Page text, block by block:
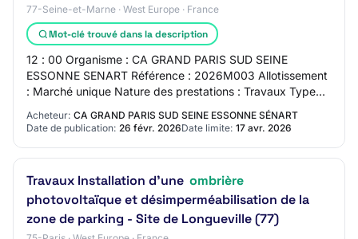
77-Seine-et-Marne · West Europe · France
Mot-clé trouvé dans la description
12 : 00 Organisme : CA GRAND PARIS SUD SEINE
ESSONNE SENART Référence : 2026M003 Allotissement
: Marché unique Nature des prestations : Travaux Type
de procédure : Procédure adaptée à une enveloppe T…
Acheteur: CA GRAND PARIS SUD SEINE ESSONNE SÉNART
Date de publication: 26 févr. 2026Date limite: 17 avr. 2026
Travaux Installation d'une ombrière
photovoltaïque et désimperméabilisation de la
zone de parking - Site de Longueville (77)